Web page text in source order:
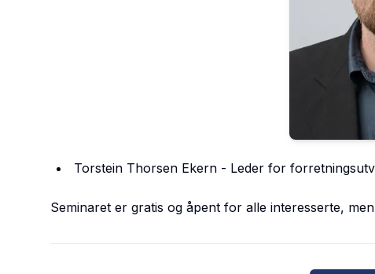
Torstein Thorsen Ekern - Leder for
Seminaret er gratis og åpent for alle interesserte,